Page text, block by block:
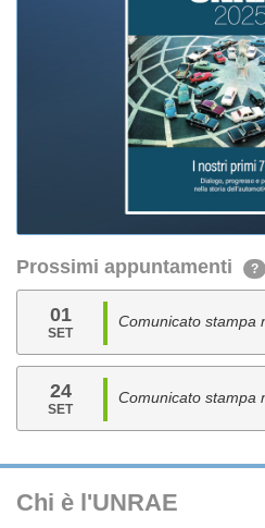
Prossimi appuntamenti ?
01
SET
Comunicato stampa
24
SET
Comunicato stampa
Chi è l'UNRAE